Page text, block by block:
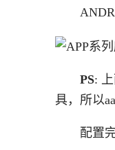
PS:
具，所以
配置